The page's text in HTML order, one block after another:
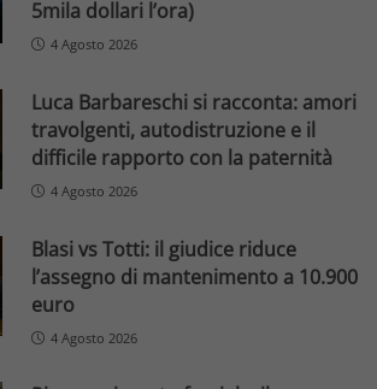
5mila dollari l’ora)
4 Agosto 2026
Luca Barbareschi si racconta: amori
travolgenti, autodistruzione e il
difficile rapporto con la paternità
4 Agosto 2026
Blasi vs Totti: il giudice riduce
l’assegno di mantenimento a 10.900
euro
4 Agosto 2026